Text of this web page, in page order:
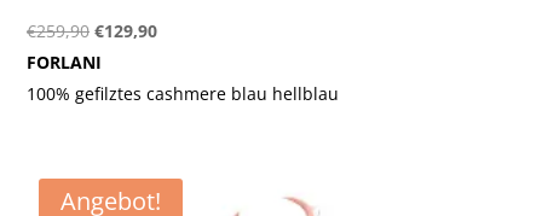
€259,90 Ursprünglicher
Preis
war:
€129,90Aktueller
ist:
FORLANI
100% gefilztes cashmere blau hellblau
Angebot!